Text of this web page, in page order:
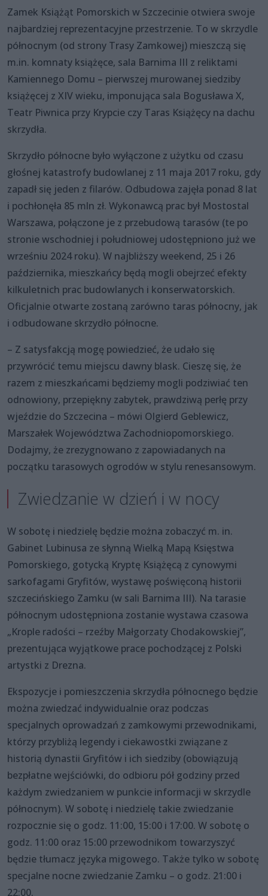
Zamek Książąt Pomorskich w Szczecinie otwiera swoje
najbardziej reprezentacyjne przestrzenie. To w skrzydle
północnym (od strony Trasy Zamkowej) mieszczą się
m.in. komnaty książęce, sala Barnima III z reliktami
Kamiennego Domu – pierwszej murowanej siedziby
książęcej z XIV wieku, imponująca sala Bogusława X,
Teatr Piwnica przy Krypcie czy Taras Książęcy na dachu
skrzydła.
Skrzydło północne było wyłączone z użytku od czasu
głośnej katastrofy budowlanej z 11 maja 2017 roku, gdy
zapadł się jeden z filarów. Odbudowa zajęła ponad 8 lat
i pochłonęła 85 mln zł. Wykonawcą prac był Mostostal
Warszawa, połączone je z przebudową tarasów (te po
stronie wschodniej i południowej udostępniono już we
wrześniu 2024 roku). W najbliższy weekend, 25 i 26
października, mieszkańcy będą mogli obejrzeć efekty
kilkuletnich prac budowlanych i konserwatorskich.
Oficjalnie otwarte zostaną zarówno taras północny, jak
i odbudowane skrzydło północne.
– Z satysfakcją mogę powiedzieć, że udało się
przywrócić temu miejscu dawny blask. Cieszę się, że
razem z mieszkańcami będziemy mogli podziwiać ten
odnowiony, przepiękny zabytek, prawdziwą perłę przy
wjeździe do Szczecina – mówi Olgierd Geblewicz,
Marszałek Województwa Zachodniopomorskiego.
Dodajmy, że zrezygnowano z zapowiadanych na
początku tarasowych ogrodów w stylu renesansowym.
Zwiedzanie w dzień i w nocy
W sobotę i niedzielę będzie można zobaczyć m. in.
Gabinet Lubinusa ze słynną Wielką Mapą Księstwa
Pomorskiego, gotycką Kryptę Książęcą z cynowymi
sarkofagami Gryfitów, wystawę poświęconą historii
szczecińskiego Zamku (w sali Barnima III). Na tarasie
północnym udostępniona zostanie wystawa czasowa
„Krople radości – rzeźby Małgorzaty Chodakowskiej”,
prezentująca wyjątkowe prace pochodzącej z Polski
artystki z Drezna.
Ekspozycje i pomieszczenia skrzydła północnego będzie
można zwiedzać indywidualnie oraz podczas
specjalnych oprowadzań z zamkowymi przewodnikami,
którzy przybliżą legendy i ciekawostki związane z
historią dynastii Gryfitów i ich siedziby (obowiązują
bezpłatne wejściówki, do odbioru pół godziny przed
każdym zwiedzaniem w punkcie informacji w skrzydle
północnym). W sobotę i niedzielę takie zwiedzanie
rozpocznie się o godz. 11:00, 15:00 i 17:00. W sobotę o
godz. 11:00 oraz 15:00 przewodnikom towarzyszyć
będzie tłumacz języka migowego. Także tylko w sobotę
specjalne nocne zwiedzanie Zamku – o godz. 21:00 i
22:00.